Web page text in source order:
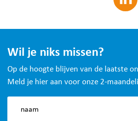
Wil je niks missen?
Op de hoogte blijven van de laatste
Meld je hier aan voor onze 2-